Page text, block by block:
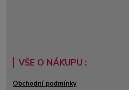
VŠE O NÁKUPU :
Obchodní podmínky